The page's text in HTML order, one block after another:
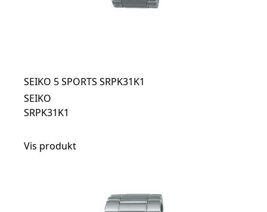
SEIKO 5 SPORTS SRPK31K1
SEIKO
SRPK31K1
Vis produkt